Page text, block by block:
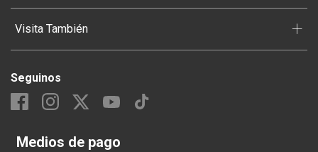
Visita También +
Seguinos
Medios de pago